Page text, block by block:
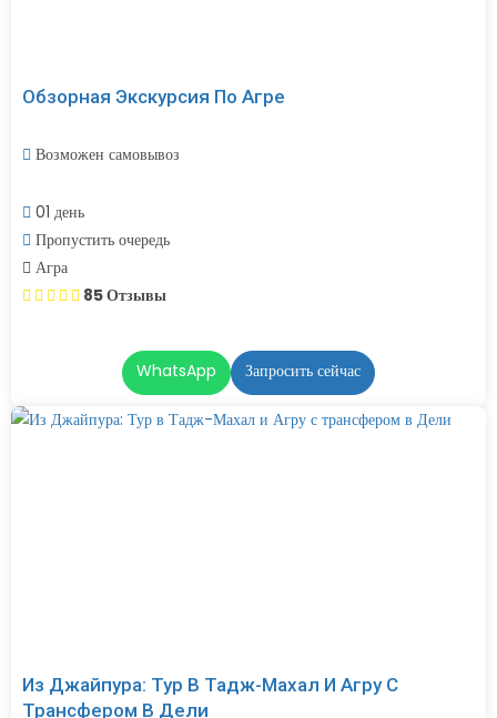
Обзорная Экскурсия По Агре
Возможен самовывоз
01 день
Пропустить очередь
Агра
85 Отзывы
WhatsApp Запросить сейчас
Из Джайпура: Тур В Тадж-Махал И Агру С
Трансфером В Дели